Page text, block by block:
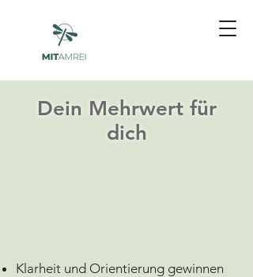
Dein Mehrwert für
dich
Klarheit und Orientierung gewinnen